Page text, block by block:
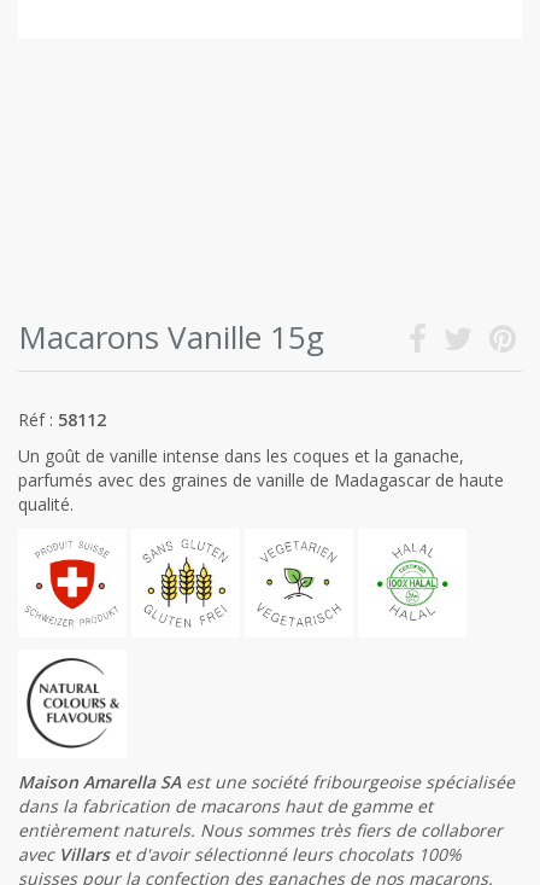
Macarons Vanille 15g
Réf : 58112
Un goût de vanille intense dans les coques et la ganache,
parfumés avec des graines de vanille de Madagascar de haute
qualité.
Maison Amarella SAest une société fribourgeoise spécialisée
dans la fabrication de macarons haut de gamme et
entièrement naturels. Nous sommes très fiers de collaborer
avec Villarset d'avoir sélectionné leurs chocolats 100%
suisses pour la confection des ganaches de nos macarons.